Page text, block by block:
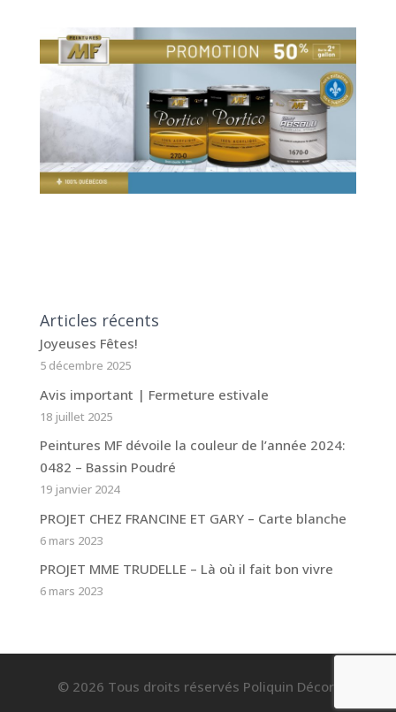
Articles récents
Joyeuses Fêtes!
5 décembre 2025
Avis important | Fermeture estivale
18 juillet 2025
Peintures MF dévoile la couleur de l’année 2024:
0482 – Bassin Poudré
19 janvier 2024
PROJET CHEZ FRANCINE ET GARY – Carte blanche
6 mars 2023
PROJET MME TRUDELLE – Là où il fait bon vivre
6 mars 2023
© 2026 Tous droits réservés Poliquin Décor.